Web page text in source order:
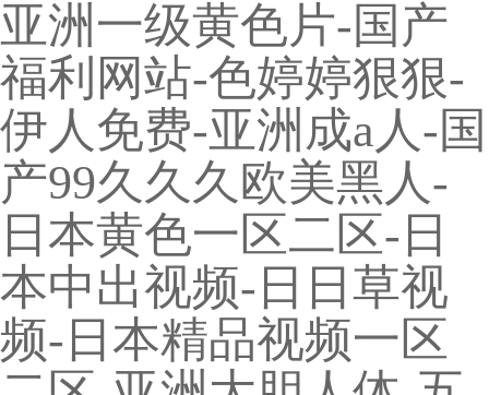
亚洲一级黄色片-国产
福利网站-色婷婷狠狠-
伊人免费-亚洲成a人-国
产99久久久欧美黑人-
日本黄色一区二区-日
本中出视频-日日草视
频-日本精品视频一区